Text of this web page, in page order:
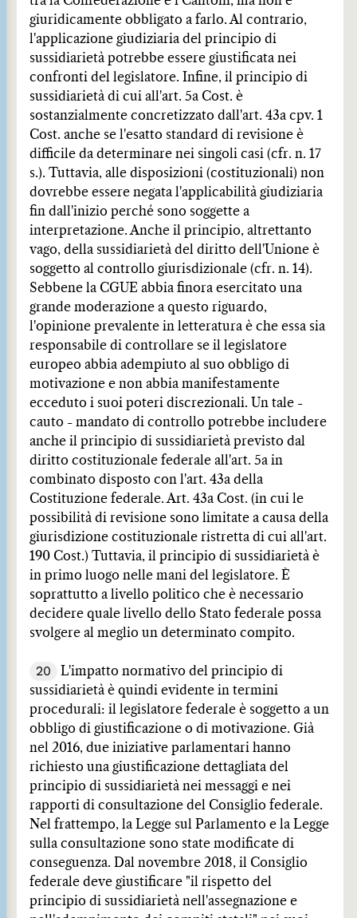
giuridicamente obbligato a farlo. Al contrario,
l'applicazione giudiziaria del principio di
sussidiarietà potrebbe essere giustificata nei
confronti del legislatore. Infine, il principio di
sussidiarietà di cui all'art. 5a Cost. è
sostanzialmente concretizzato dall'art. 43a cpv. 1
Cost. anche se l'esatto standard di revisione è
difficile da determinare nei singoli casi (cfr. n. 17
s.). Tuttavia, alle disposizioni (costituzionali) non
dovrebbe essere negata l'applicabilità giudiziaria
fin dall'inizio perché sono soggette a
interpretazione. Anche il principio, altrettanto
vago, della sussidiarietà del diritto dell'Unione è
soggetto al controllo giurisdizionale (cfr. n. 14).
Sebbene la CGUE abbia finora esercitato una
grande moderazione a questo riguardo,
l'opinione prevalente in letteratura è che essa sia
responsabile di controllare se il legislatore
europeo abbia adempiuto al suo obbligo di
motivazione e non abbia manifestamente
ecceduto i suoi poteri discrezionali. Un tale -
cauto - mandato di controllo potrebbe includere
anche il principio di sussidiarietà previsto dal
diritto costituzionale federale all'art. 5a in
combinato disposto con l'art. 43a della
Costituzione federale. Art. 43a Cost. (in cui le
possibilità di revisione sono limitate a causa della
giurisdizione costituzionale ristretta di cui all'art.
190 Cost.) Tuttavia, il principio di sussidiarietà è
in primo luogo nelle mani del legislatore. È
soprattutto a livello politico che è necessario
decidere quale livello dello Stato federale possa
svolgere al meglio un determinato compito.
20
L'impatto normativo del principio di
sussidiarietà è quindi evidente in termini
procedurali: il legislatore federale è soggetto a un
obbligo di giustificazione o di motivazione. Già
nel 2016, due iniziative parlamentari hanno
richiesto una giustificazione dettagliata del
principio di sussidiarietà nei messaggi e nei
rapporti di consultazione del Consiglio federale.
Nel frattempo, la Legge sul Parlamento e la Legge
sulla consultazione sono state modificate di
conseguenza. Dal novembre 2018, il Consiglio
federale deve giustificare "il rispetto del
principio di sussidiarietà nell'assegnazione e